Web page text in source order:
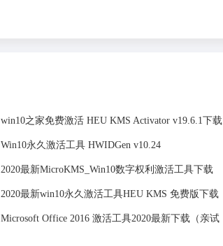
win10之家免费激活 HEU KMS Activator v19.6.1下载
Win10永久激活工具 HWIDGen v10.24
2020最新MicroKMS_Win10数字权利激活工具下载
2020最新win10永久激活工具HEU KMS 免费版下载
Microsoft Office 2016 激活工具2020最新下载（亲试